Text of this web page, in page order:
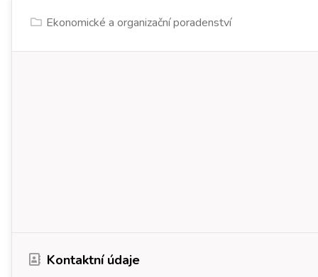
Ekonomické a organizační poradenství
Kontaktní údaje